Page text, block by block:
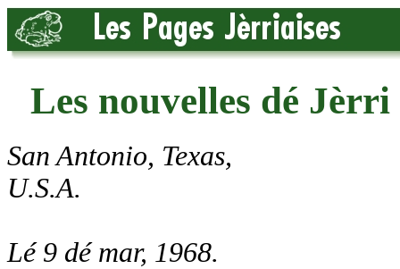
Les nouvelles dé
San Antonio, Texas,
U.S.A.
Lé 9 dé mar, 1968.